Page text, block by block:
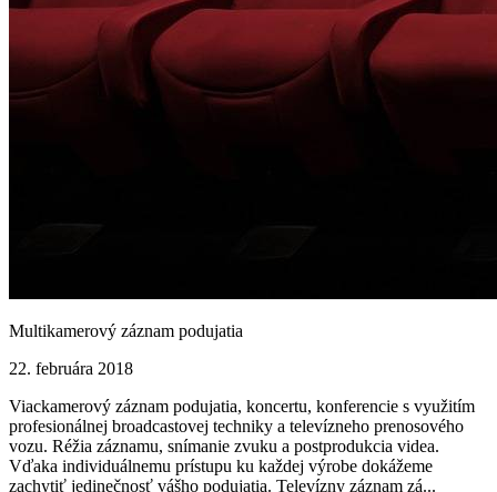
Multikamerový záznam podujatia
22. februára 2018
Viackamerový záznam podujatia, koncertu, konferencie s využitím
profesionálnej broadcastovej techniky a televízneho prenosového
vozu. Réžia záznamu, snímanie zvuku a postprodukcia videa.
Vďaka individuálnemu prístupu ku každej výrobe dokážeme
zachytiť jedinečnosť vášho podujatia. Televízny záznam zá...